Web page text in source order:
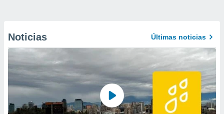
Noticias Últimas noticias